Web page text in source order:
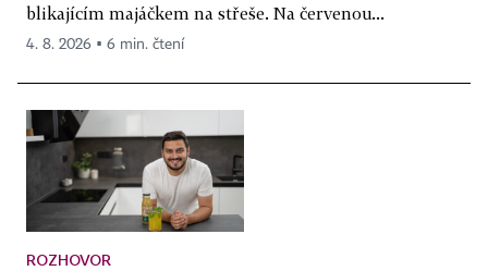
blikajícím majáčkem na střeše. Na červenou...
4. 8. 2026 ▪ 6 min. čtení
ROZHOVOR